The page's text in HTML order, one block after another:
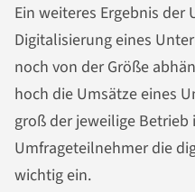
Ein weiteres Ergebnis der
Digitalisierung eines
noch von der Größe
hoch die Umsätze eines
groß der jeweilige Betrieb
Umfrageteilnehmer die
wichtig ein.